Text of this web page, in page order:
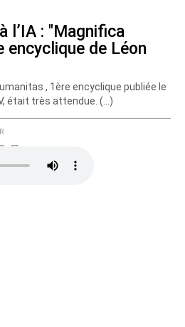
ici
l’IA : "Magnifica
encyclique de Léon
, 1ère encyclique publiée le
était très attendue. (…)